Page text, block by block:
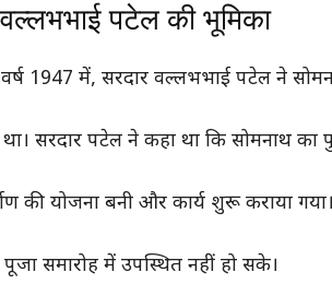
पटेल की भूमिका
1947 में, सरदार वल्लभभाई पटेल ने
सरदार पटेल ने कहा था कि सोमनाथ का
की योजना बनी और कार्य शुरू कराया
समारोह में उपस्थित नहीं हो सके।